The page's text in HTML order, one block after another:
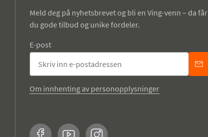
Meld deg på nyhetsbrevet og bli en Ving-venn – da får
du gode tilbud og unike fordeler.
E-post
Om innhenting av personopplysninger